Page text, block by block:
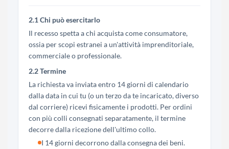
2.1 Chi può esercitarlo
Il recesso spetta a chi acquista come consumatore,
ossia per scopi estranei a un'attività imprenditoriale,
commerciale o professionale.
2.2 Termine
La richiesta va inviata entro 14 giorni di calendario
dalla data in cui tu (o un terzo da te incaricato, diverso
dal corriere) ricevi fisicamente i prodotti. Per ordini
con più colli consegnati separatamente, il termine
decorre dalla ricezione dell'ultimo collo.
I 14 giorni decorrono dalla consegna dei beni.